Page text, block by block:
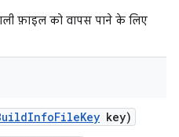
फ़ाइल को वापस पाने के लिए
InfoFileKey key)